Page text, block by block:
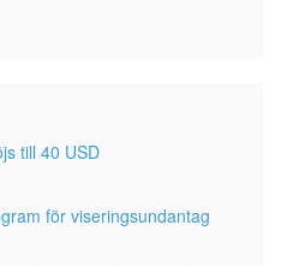
till 40 USD
för viseringsundantag